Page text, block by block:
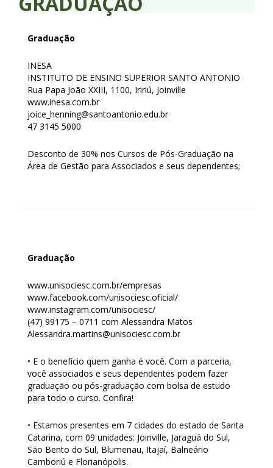
Graduação
INESA
INSTITUTO DE ENSINO SUPERIOR SANTO ANTONIO
Rua Papa João XXIII, 1100, Iririú, Joinville
www.inesa.com.br
joice_henning@santoantonio.edu.br
47 3145 5000
Desconto de 30% nos Cursos de Pós-Graduação na
Área de Gestão para Associados e seus dependentes;
Graduação
www.unisociesc.com.br/empresas
www.facebook.com/unisociesc.oficial/
www.instagram.com/unisociesc/
(47) 99175 – 0711 com Alessandra Matos
Alessandra.martins@unisociesc.com.br
• E o benefício quem ganha é você. Com a parceria,
você associados e seus dependentes podem fazer
graduação ou pós-graduação com bolsa de estudo
para todo o curso. Confira!
• Estamos presentes em 7 cidades do estado de Santa
Catarina, com 09 unidades: Joinville, Jaraguá do Sul,
São Bento do Sul, Blumenau, Itajaí, Balneário
Camboriú e Florianópolis.